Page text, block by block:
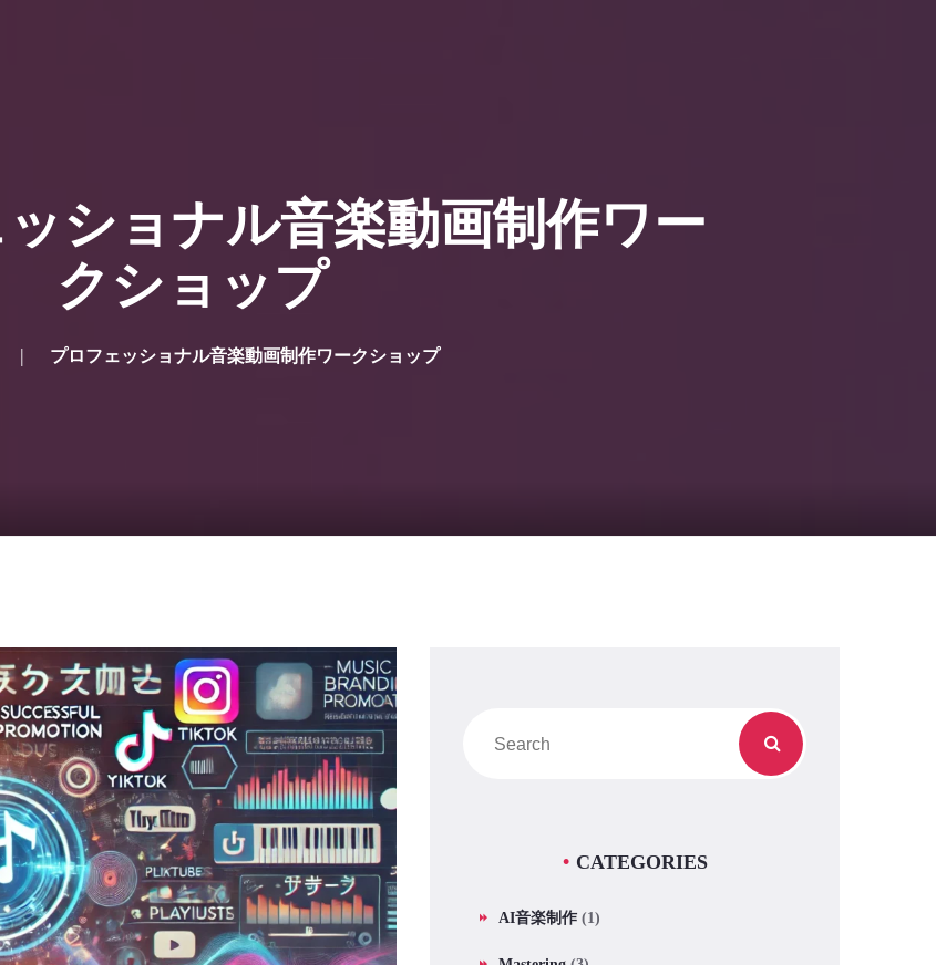
お問い合わせショナル音楽動画制作ワー
クショップ
プロフェッショナル音楽動画制作ワークショップ
CATEGORIES
AI音楽制作 (1)